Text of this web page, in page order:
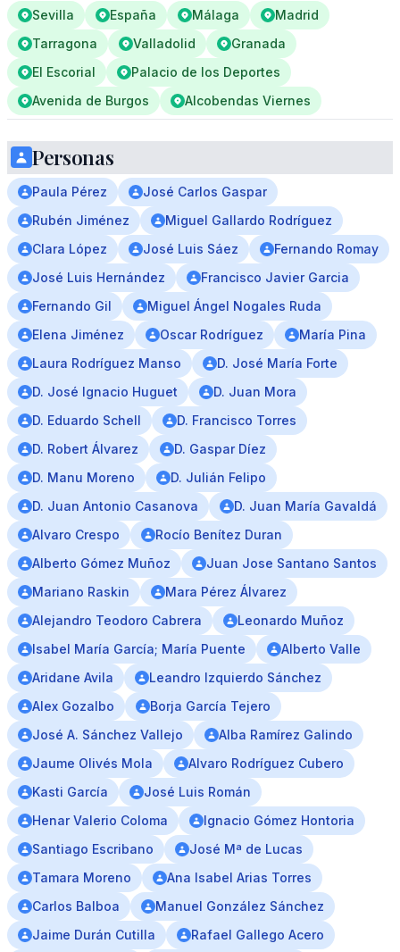
Sevilla España Málaga
Madrid
Tarragona
Valladolid
Granada
El Escorial
Palacio de los Deportes
Avenida de Burgos
Alcobendas Viernes
Personas
Paula Pérez
José Carlos Gaspar
Rubén Jiménez
Miguel Gallardo Rodríguez
Clara López
José Luis Sáez
Fernando Romay
José Luis Hernández
Francisco Javier Garcia
Fernando Gil
Miguel Ángel Nogales Ruda
Elena Jiménez
Oscar Rodríguez
María Pina
Laura Rodríguez Manso
D. José María Forte
D. José Ignacio Huguet
D. Juan Mora
D. Eduardo Schell
D. Francisco Torres
D. Robert Álvarez
D. Gaspar Díez
D. Manu Moreno
D. Julián Felipo
D. Juan Antonio Casanova
D. Juan María Gavaldá
Alvaro Crespo
Rocío Benítez Duran
Alberto Gómez Muñoz
Juan Jose Santano Santos
Mariano Raskin
Mara Pérez Álvarez
Alejandro Teodoro Cabrera
Leonardo Muñoz
Isabel María García; María Puente
Alberto Valle
Aridane Avila
Leandro Izquierdo Sánchez
Alex Gozalbo
Borja García Tejero
José A. Sánchez Vallejo
Alba Ramírez Galindo
Jaume Olivés Mola
Alvaro Rodríguez Cubero
Kasti García
José Luis Román
Henar Valerio Coloma
Ignacio Gómez Hontoria
Santiago Escribano
José Mª de Lucas
Tamara Moreno
Ana Isabel Arias Torres
Carlos Balboa
Manuel González Sánchez
Jaime Durán Cutilla
Rafael Gallego Acero